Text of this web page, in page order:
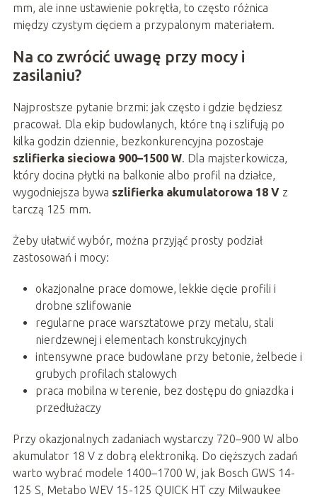
mm, ale inne ustawienie pokrętła, to często różnica
między czystym cięciem a przypalonym materiałem.
Na co zwrócić uwagę przy mocy i
zasilaniu?
Najprostsze pytanie brzmi: jak często i gdzie będziesz
pracował. Dla ekip budowlanych, które tną i szlifują po
kilka godzin dziennie, bezkonkurencyjna pozostaje
szlifierka sieciowa 900–1500 W. Dla majsterkowicza,
który docina płytki na balkonie albo profil na działce,
wygodniejsza bywa szlifierka akumulatorowa 18 Vz
tarczą 125 mm.
Żeby ułatwić wybór, można przyjąć prosty podział
zastosowań i mocy:
okazjonalne prace domowe, lekkie cięcie profili i
drobne szlifowanie
regularne prace warsztatowe przy metalu, stali
nierdzewnej i elementach konstrukcyjnych
intensywne prace budowlane przy betonie, żelbecie i
grubych profilach stalowych
praca mobilna w terenie, bez dostępu do gniazdka i
przedłużaczy
Przy okazjonalnych zadaniach wystarczy 720–900 W albo
akumulator 18 V z dobrą elektroniką. Do cięższych zadań
warto wybrać modele 1400–1700 W, jak Bosch GWS 14-
125 S, Metabo WEV 15-125 QUICK HT czy Milwaukee